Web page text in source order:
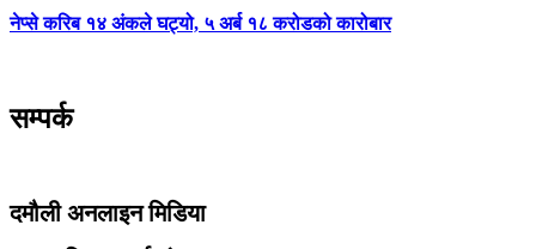
नेप्से करिब १४ अंकले घट्यो, ५ अर्ब १८ करोडको कारोबार
सम्पर्क
दमौली अनलाइन मिडिया